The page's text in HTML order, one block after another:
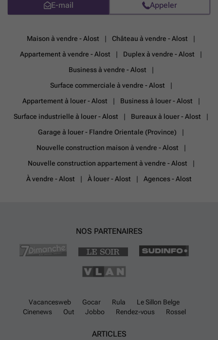
E-mail Appeler
Maison à vendre - Alost
Château à vendre - Alost
Appartement à vendre - Alost
Duplex à vendre - Alost
Business à vendre - Alost
Surface commerciale à vendre - Alost
Appartement à louer - Alost
Business à louer - Alost
Surface industrielle à louer - Alost
Bureaux à louer - Alost
Garage à louer - Flandre Orientale (Province)
Nouvelle construction maison à vendre - Alost
Nouvelle construction appartement à vendre - Alost
À vendre - Alost
À louer - Alost Agences - Alost
NOS PARTENAIRES
Vacancesweb Gocar Rula
Le Sillon Belge
Cinenews
Out Jobbo Rendez-vous Rossel
ARTICLES